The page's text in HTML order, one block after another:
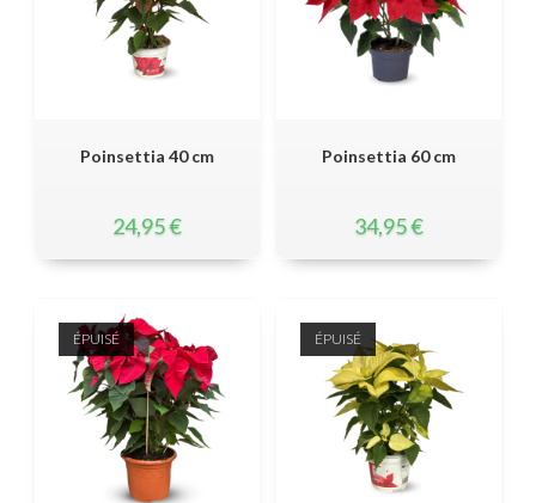
Poinsettia 40 cm
24,95€
Poinsettia 60 cm
34,95€
ÉPUISÉ ÉPUISÉ